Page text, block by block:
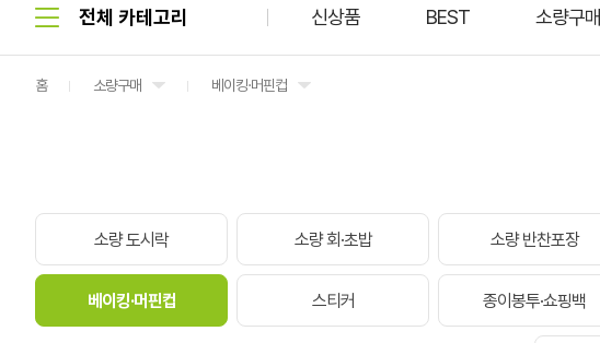
신상품 BEST 소량구매
홈 소량구매 베이킹·머핀컵
소량 도시락 소량 회·초밥 소량 반찬포장
베이킹·머핀컵 스티커 종이봉투·쇼핑백